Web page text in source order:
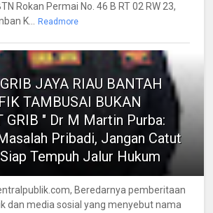
Rokan Permai No. 46 B RT 02 RW 23,
K...
Readmore
JAYA RIAU BANTAH
TAMBUSAI BUKAN
GRIB " Dr M Martin Purba:
Pribadi, Jangan Catut
Tempuh Jalur Hukum
Beredarnya pemberitaan
dan media sosial yang menyebut nama